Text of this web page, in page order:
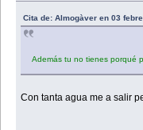
Cita de: Almogàver en 03
Además tu no tienes porqué
Con tanta agua me a salir